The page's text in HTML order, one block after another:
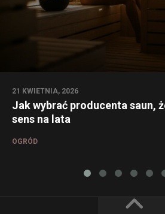
21 KWIETNIA, 2026
Jak wybrać producenta saun,
sens na lata
OGRÓD